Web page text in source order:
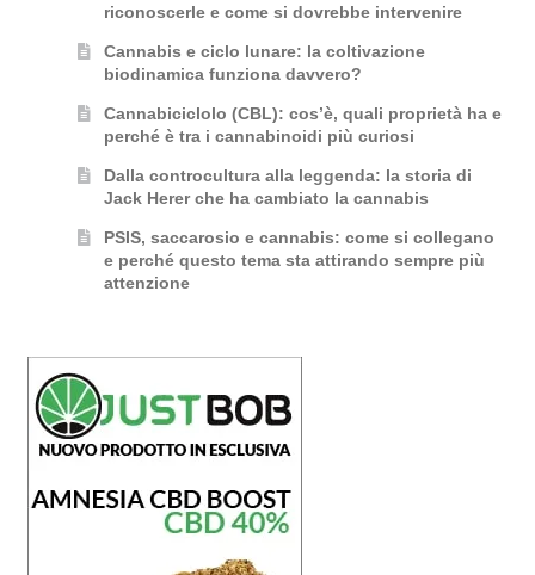
riconoscerle e come si dovrebbe intervenire
Cannabis e ciclo lunare: la coltivazione
biodinamica funziona davvero?
Cannabiciclolo (CBL): cos’è, quali proprietà ha e
perché è tra i cannabinoidi più curiosi
Dalla controcultura alla leggenda: la storia di
Jack Herer che ha cambiato la cannabis
PSIS, saccarosio e cannabis: come si collegano
e perché questo tema sta attirando sempre più
attenzione